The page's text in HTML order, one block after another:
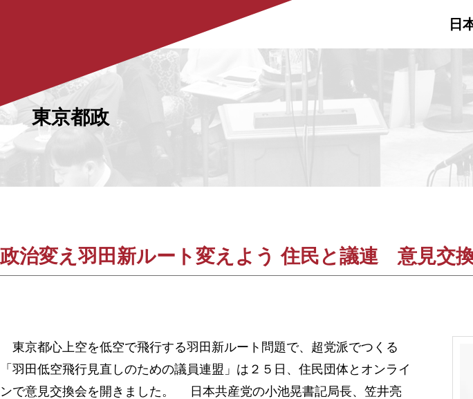
日
東京都政
政治変え羽田新ルート変えよう 住民と議連 意見
東京都心上空を低空で飛行する羽田新ルート問題で、超党派でつくる
「羽田低空飛行見直しのための議員連盟」は２５日、住民団体とオンライ
ンで意見交換会を開きました。 日本共産党の小池晃書記局長、笠井亮